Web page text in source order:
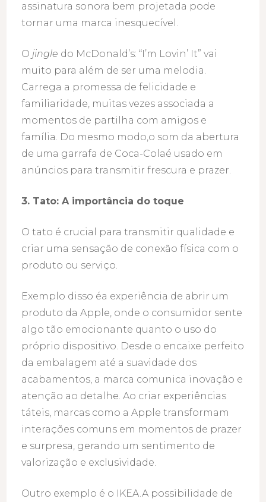
assinatura sonora bem projetada pode
tornar uma marca inesquecível.
O jingle do McDonald’s: “I’m Lovin’ It” vai
muito para além de ser uma melodia.
Carrega a promessa de felicidade e
familiaridade, muitas vezes associada a
momentos de partilha com amigos e
família. Do mesmo modo,o som da abertura
de uma garrafa de Coca-Colaé usado em
anúncios para transmitir frescura e prazer.
3. Tato: A importância do toque
O tato é crucial para transmitir qualidade e
criar uma sensação de conexão física com o
produto ou serviço.
Exemplo disso éa experiência de abrir um
produto da Apple, onde o consumidor sente
algo tão emocionante quanto o uso do
próprio dispositivo. Desde o encaixe perfeito
da embalagem até a suavidade dos
acabamentos, a marca comunica inovação e
atenção ao detalhe. Ao criar experiências
táteis, marcas como a Apple transformam
interações comuns em momentos de prazer
e surpresa, gerando um sentimento de
valorização e exclusividade.
Outro exemplo é o IKEA.A possibilidade de